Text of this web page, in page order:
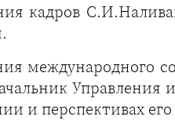
кадров
международного
и перспективах